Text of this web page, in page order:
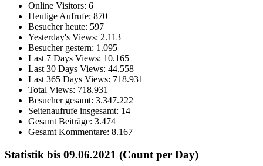
Online Visitors: 6
Heutige Aufrufe: 870
Besucher heute: 597
Yesterday's Views: 2.113
Besucher gestern: 1.095
Last 7 Days Views: 10.165
Last 30 Days Views: 44.558
Last 365 Days Views: 718.931
Total Views: 718.931
Besucher gesamt: 3.347.222
Seitenaufrufe insgesamt: 14
Gesamt Beiträge: 3.474
Gesamt Kommentare: 8.167
Statistik bis 09.06.2021 (Count per Day)